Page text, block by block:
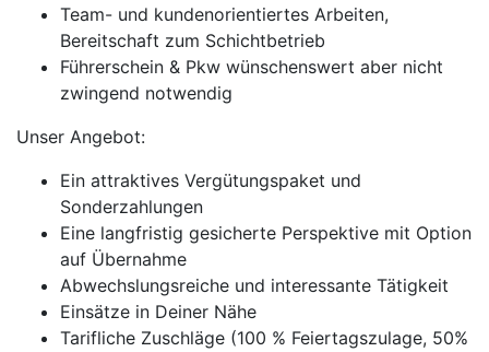
Team- und kundenorientiertes Arbeiten,
Bereitschaft zum Schichtbetrieb
Führerschein & Pkw wünschenswert aber nicht
zwingend notwendig
Unser Angebot:
Ein attraktives Vergütungspaket und
Sonderzahlungen
Eine langfristig gesicherte Perspektive mit Option
auf Übernahme
Abwechslungsreiche und interessante Tätigkeit
Einsätze in Deiner Nähe
Tarifliche Zuschläge (100 % Feiertagszulage, 50%